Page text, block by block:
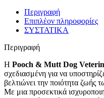
Περιγραφή
Επιπλέον πληροφορίες
ΣΥΣΤΑΤΙΚΑ
Περιγραφή
Η Pooch & Mutt Dog
σχεδιασμένη για να
βελτιώνει την ποιότητα ζωής
Με μια προσεκτικά